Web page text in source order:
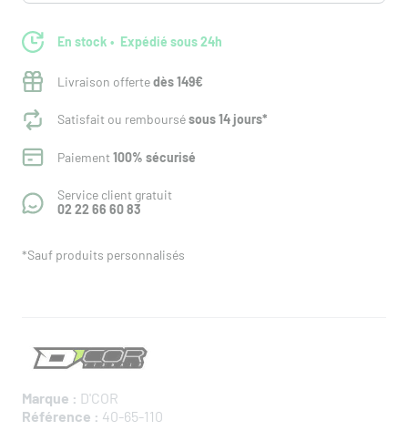
En stock Expédié sous 24h
Livraison offertedès 149€
Satisfait ou remboursésous 14 jours*
Paiement100% sécurisé
Service client gratuit
02 22 66 60 83
*Sauf produits personnalisés
Marque : D'COR
Référence : 40-65-110